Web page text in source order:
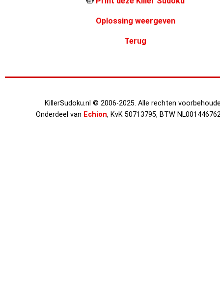
Oplossing weergeven
Terug
KillerSudoku.nl © 2006-2025. Alle rechten
Onderdeel van Echion, KvK 50713795, BTW